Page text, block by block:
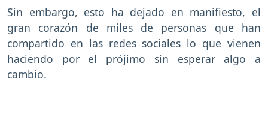
Sin embargo, esto ha dejado en manifiesto, el
gran corazón de miles de personas que han
compartido en las redes sociales lo que vienen
haciendo por el prójimo sin esperar algo a
cambio.